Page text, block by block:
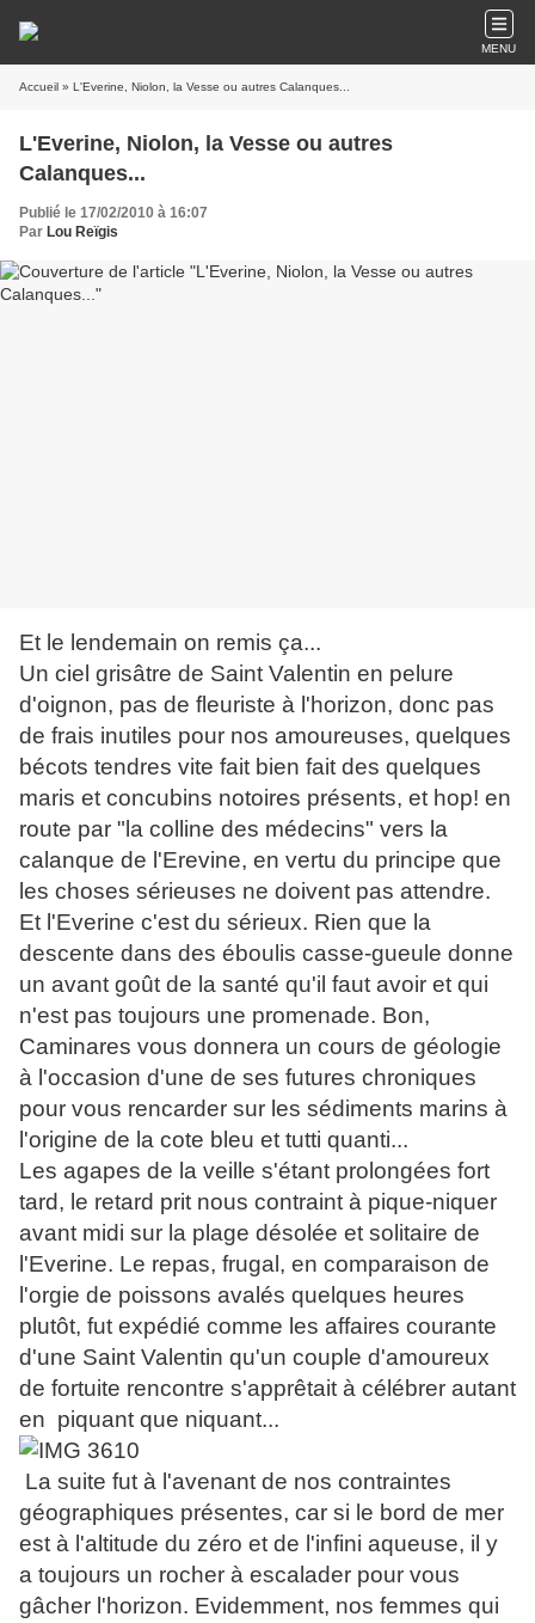
MENU
Accueil » L'Everine, Niolon, la Vesse ou autres Calanques...
L'Everine, Niolon, la Vesse ou autres
Calanques...
Publié le 17/02/2010 à 16:07
Par Lou Reïgis
Et le lendemain on remis ça...
Un ciel grisâtre de Saint Valentin en pelure
d'oignon, pas de fleuriste à l'horizon, donc pas
de frais inutiles pour nos amoureuses, quelques
bécots tendres vite fait bien fait des quelques
maris et concubins notoires présents, et hop! en
route par "la colline des médecins" vers la
calanque de l'Erevine, en vertu du principe que
les choses sérieuses ne doivent pas attendre.
Et l'Everine c'est du sérieux. Rien que la
descente dans des éboulis casse-gueule donne
un avant goût de la santé qu'il faut avoir et qui
n'est pas toujours une promenade. Bon,
Caminares vous donnera un cours de géologie
à l'occasion d'une de ses futures chroniques
pour vous rencarder sur les sédiments marins à
l'origine de la cote bleu et tutti quanti...
Les agapes de la veille s'étant prolongées fort
tard, le retard prit nous contraint à pique-niquer
avant midi sur la plage désolée et solitaire de
l'Everine. Le repas, frugal, en comparaison de
l'orgie de poissons avalés quelques heures
plutôt, fut expédié comme les affaires courante
d'une Saint Valentin qu'un couple d'amoureux
de fortuite rencontre s'apprêtait à célébrer autant
en piquant que niquant...
La suite fut à l'avenant de nos contraintes
géographiques présentes, car si le bord de mer
est à l'altitude du zéro et de l'infini aqueuse, il y
a toujours un rocher à escalader pour vous
gâcher l'horizon. Evidemment, nos femmes qui